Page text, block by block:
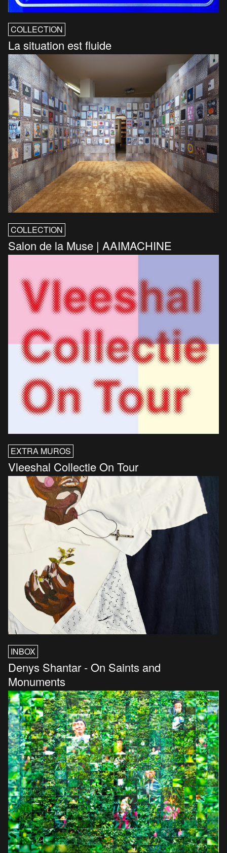
COLLECTION
La situation est fluide
COLLECTION
Salon de la Muse | AAIMACHINE
EXTRA MUROS
Vleeshal Collectie On Tour
INBOX
Denys Shantar - On Saints and
Monuments